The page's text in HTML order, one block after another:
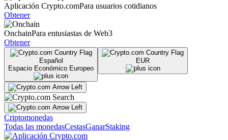
Aplicación Crypto.comPara usuarios cotidianos
Obtener
OnchainPara entusiastas de Web3
Obtener
Español
Espacio Económico Europeo
EUR
Criptomonedas
Todas las monedasCestasGanarStaking